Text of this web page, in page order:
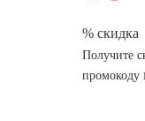
% скидка
Получите
промокоду